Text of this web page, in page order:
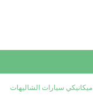
ميكانيكي سيارات الشاليهات